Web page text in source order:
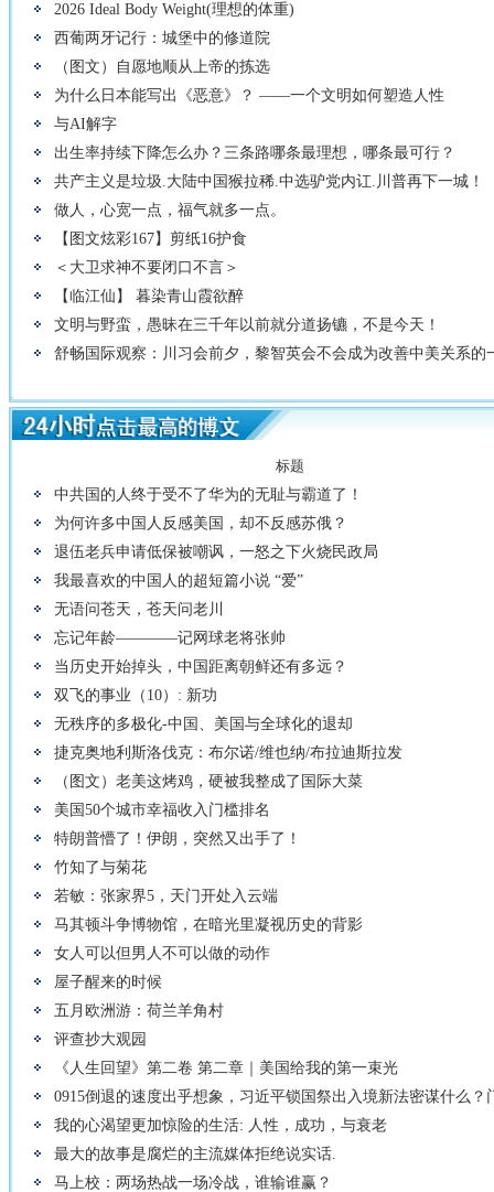
2026 Ideal Body Weight(理想的体重)
西葡两牙记行：城堡中的修道院
（图文）自愿地顺从上帝的拣选
为什么日本能写出《恶意》？ ——一个文明如何塑造人性
与AI解字
出生率持续下降怎么办？三条路哪条最理想，哪条最可行？
共产主义是垃圾.大陆中国猴拉稀.中选驴党内讧.川普再下一城！
做人，心宽一点，福气就多一点。
【图文炫彩167】剪纸16护食
＜大卫求神不要闭口不言＞
【临江仙】 暮染青山霞欲醉
文明与野蛮，愚昧在三千年以前就分道扬镳，不是今天！
舒畅国际观察：川习会前夕，黎智英会不会成为改善中美关系的
标题
中共国的人终于受不了华为的无耻与霸道了！
为何许多中国人反感美国，却不反感苏俄？
退伍老兵申请低保被嘲讽，一怒之下火烧民政局
我最喜欢的中国人的超短篇小说 “爱”
无语问苍天，苍天问老川
忘记年龄————记网球老将张帅
当历史开始掉头，中国距离朝鲜还有多远？
双飞的事业（10）: 新功
无秩序的多极化-中国、美国与全球化的退却
捷克奥地利斯洛伐克：布尔诺/维也纳/布拉迪斯拉发
（图文）老美这烤鸡，硬被我整成了国际大菜
美国50个城市幸福收入门槛排名
特朗普懵了！伊朗，突然又出手了！
竹知了与菊花
若敏：张家界5，天门开处入云端
马其顿斗争博物馆，在暗光里凝视历史的背影
女人可以但男人不可以做的动作
屋子醒来的时候
五月欧洲游：荷兰羊角村
评查抄大观园
《人生回望》第二卷 第二章｜美国给我的第一束光
0915倒退的速度出乎想象，习近平锁国祭出入境新法密谋什么？
我的心渴望更加惊险的生活: 人性，成功，与衰老
最大的故事是腐烂的主流媒体拒绝说实话.
马上校：两场热战一场冷战，谁输谁赢？